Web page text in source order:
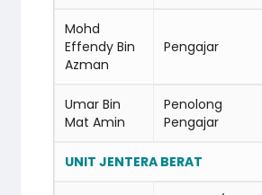
Mohd
Effendy Bin
Azman
Pengajar
Umar Bin
Mat Amin
Penolong
Pengajar
UNIT JENTERA BERAT